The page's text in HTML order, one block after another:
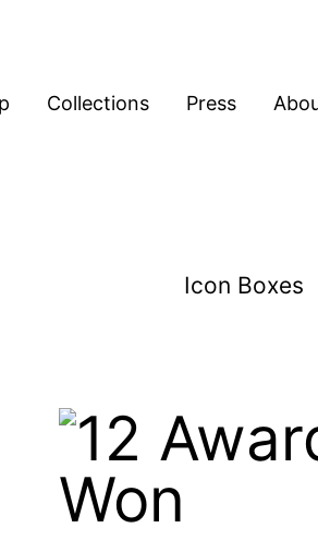
Collections Press
Icon Boxes